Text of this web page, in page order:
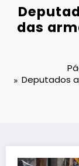
das
Deputados